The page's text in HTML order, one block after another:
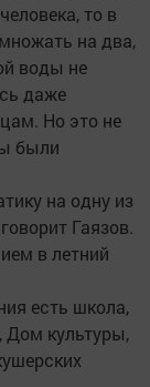
то в
на два,
воды не
даже
Но это не
были
на одну из
Гаязов.
в летний
есть школа,
Дом культуры,